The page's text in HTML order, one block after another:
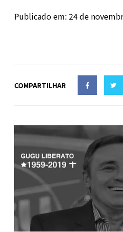
Publicado em: 24 de
COMPARTILHAR